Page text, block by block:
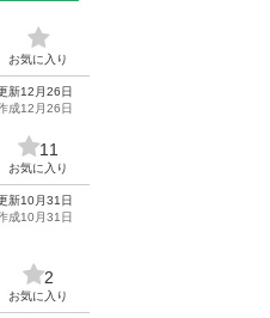
お気に入り
新12月26日
成12月26日
11
お気に入り
新10月31日
成10月31日
2
お気に入り